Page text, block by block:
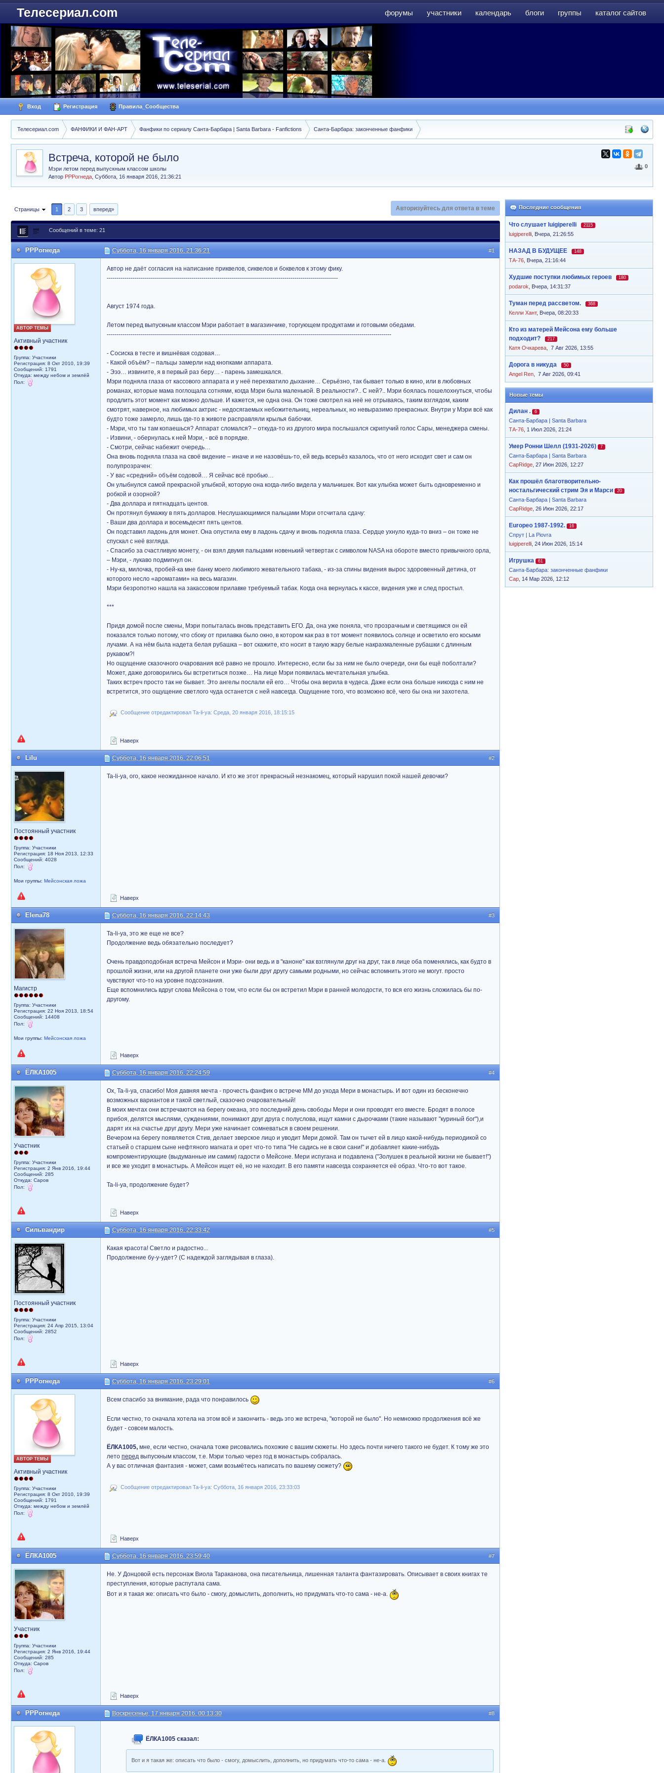
форумы участники календарь блоги группы каталог сайтов
Телесериал.com
Вход Регистрация Правила_Сообщества
Телесериал.com ФАНФИКИ И ФАН-АРТ Фанфики по сериалу Санта-Барбара | Santa Barbara - Fanfictions Санта-Барбара: законченные фанфики
0
Встреча, которой не было
Мэри летом перед выпускным классом школы
Автор РРРогнеда Суббота, 16 января 2016, 21:36:21
Последние сообщения
Что слушает luigiperelli 2115
luigiperelli Вчера, 21:26:55
НАЗАД В БУДУЩЕЕ 148
ТА-76 Вчера, 21:16:44
Худшие поступки любимых героев 180
podarok Вчера, 14:31:37
Туман перед рассветом. 368
Келли Хант, Вчера, 08:20:33
Кто из матерей Мейсона ему больше
подходит?
217
Катя Очкарева 7 Авг 2026, 13:55
Дорога в никуда 50
Angel Ren 7 Авг 2026, 09:41
Новые темы
Дилан . 6
Санта-Барбара | Santa Barbara
ТА-76 , 1 Июл 2026, 21:24
Умер Ронни Шелл (1931-2026) 7
Санта-Барбара | Santa Barbara
CapRidge , 27 Июн 2026, 12:27
Как прошёл благотворительно-
ностальгический стрим Эя и Марси
20
Санта-Барбара | Santa Barbara
CapRidge , 26 Июн 2026, 22:17
Europeo 1987-1992. 16
Спрут | La Piovra
luigiperelli , 24 Июн 2026, 15:14
Игрушка 61
Санта-Барбара: законченные фанфики
Cap , 14 Мар 2026, 12:12
Страницы 1 2 3 вперед» Авторизуйтесь для ответа в теме
Сообщений в теме: 21
#1
РРРогнеда Суббота, 16 января 2016, 21:36:21
АВТОР ТЕМЫ
Активный участник
Группа: Участники
Регистрация: 8 Окт 2010, 19:39
Сообщений: 1791
Откуда: между небом и землёй
Пол:
Автор не даёт согласия на написание приквелов, сиквелов и боквелов к этому фику.
---------------------------------------------------------------------------------------------------------------------
Август 1974 года.
Летом перед выпускным классом Мэри работает в магазинчике, торгующем продуктами и готовыми обедами.
------------------------------------------------------------------------------------------------------------------------------------------------
- Сосиска в тесте и вишнёвая содовая…
- Какой объём? – пальцы замерли над кнопками аппарата.
- Эээ… извините, я в первый раз беру… - парень замешкался.
Мэри подняла глаза от кассового аппарата и у неё перехватило дыхание… Серьёзно, так бывает только в кино, или в любовных
романах, которые мама поглощала сотнями, когда Мэри была маленькой. В реальности?.. С ней?.. Мэри боялась пошелохнуться, чтобы
продлить этот момент как можно дольше. И кажется, не одна она. Он тоже смотрел на неё не отрываясь, таким взглядом, каким
смотрят, наверное, на любимых актрис - недосягаемых небожительниц, нереальных, но невыразимо прекрасных. Внутри у Мэри всё как
будто тоже замерло, лишь где-то в животе расправляли крылья бабочки.
- Мэри, что ты там копаешься? Аппарат сломался? – откуда-то из другого мира послышался скрипучий голос Сары, менеджера смены.
- Извини, - обернулась к ней Мэри, - всё в порядке.
- Смотри, сейчас набежит очередь…
Она вновь подняла глаза на своё видение – иначе и не назовёшь-то, ей ведь всерьёз казалось, что от него исходит свет и сам он
полупрозрачен:
- У вас «средний» объём содовой… Я сейчас всё пробью…
Он улыбнулся самой прекрасной улыбкой, которую она когда-либо видела у мальчишек. Вот как улыбка может быть одновременно и
робкой и озорной?
- Два доллара и пятнадцать центов.
Он протянул бумажку в пять долларов. Неслушающимися пальцами Мэри отсчитала сдачу:
- Ваши два доллара и восемьдесят пять центов.
Он подставил ладонь для монет. Она опустила ему в ладонь сдачу и вновь подняла глаза. Сердце ухнуло куда-то вниз – он тоже не
спускал с неё взгляда.
- Спасибо за счастливую монету, - он взял двумя пальцами новенький четвертак с символом NASA на обороте вместо привычного орла,
– Мэри, - лукаво подмигнул он.
- Ну-ка, милочка, пробей-ка мне банку моего любимого жевательного табака, - из-за спины видения вырос здоровенный детина, от
которого несло «ароматами» на весь магазин.
Мэри безропотно нашла на закассовом прилавке требуемый табак. Когда она вернулась к кассе, видения уже и след простыл.
***
Придя домой после смены, Мэри попыталась вновь представить ЕГО. Да, она уже поняла, что прозрачным и светящимся он ей
показался только потому, что сбоку от прилавка было окно, в котором как раз в тот момент появилось солнце и осветило его косыми
лучами. А на нём была надета белая рубашка – вот скажите, кто носит в такую жару белые накрахмаленные рубашки с длинным
рукавом?!
Но ощущение сказочного очарования всё равно не прошло. Интересно, если бы за ним не было очереди, они бы ещё поболтали?
Может, даже договорились бы встретиться позже… На лице Мэри появилась мечтательная улыбка.
Таких встреч просто так не бывает. Это ангелы послали ей его… Чтобы она верила в чудеса. Даже если она больше никогда с ним не
встретится, это ощущение светлого чуда останется с ней навсегда. Ощущение того, что возможно всё, чего бы она ни захотела.
Сообщение отредактировал Ta-li-ya: Среда, 20 января 2016, 18:15:15
Наверх
#2
Lilu Суббота, 16 января 2016, 22:06:51
Постоянный участник
Группа: Участники
Регистрация: 18 Ноя 2013, 12:33
Сообщений: 4028
Пол:
Мои группы: Мейсонская ложа
Ta-li-ya, ого, какое неожиданное начало. И кто же этот прекрасный незнакомец, который нарушил покой нашей девочки?
Наверх
#3
Elena78 Суббота, 16 января 2016, 22:14:43
Магистр
Группа: Участники
Регистрация: 22 Ноя 2013, 18:54
Сообщений: 14408
Пол:
Мои группы: Мейсонская ложа
Ta-li-ya, это же еще не все?
Продолжение ведь обязательно последует?
Очень правдоподобная встреча Мейсон и Мэри- они ведь и в "каноне" как взглянули друг на друг, так в лице оба поменялись, как будто в
прошлой жизни, или на другой планете они уже были друг другу самыми родными, но сейчас вспомнить этого не могут. просто
чувствуют что-то на уровне подсознания.
Еще вспомнились вдруг слова Мейсона о том, что если бы он встретил Мэри в ранней молодости, то вся его жизнь сложилась бы по-
другому.
Наверх
#4
ЁЛКА1005 Суббота, 16 января 2016, 22:24:59
Участник
Группа: Участники
Регистрация: 2 Янв 2016, 19:44
Сообщений: 285
Откуда: Саров
Пол:
Ох, Ta-li-ya, спасибо! Моя давняя мечта - прочесть фанфик о встрече ММ до ухода Мери в монастырь. И вот один из бесконечно
возможных вариантов и такой светлый, сказочно очаровательный!
В моих мечтах они встречаются на берегу океана, это последний день свободы Мери и они проводят его вместе. Бродят в полосе
прибоя, делятся мыслями, суждениями, понимают друг друга с полуслова, ищут камни с дырочками (такие называют "куриный бог"),и
дарят их на счастье друг другу. Мери уже начинает сомневаться в своем решении.
Вечером на берегу появляется Стив, делает зверское лицо и уводит Мери домой. Там он тычет ей в лицо какой-нибудь периодикой со
статьей о старшем сыне нефтяного магната и орет что-то типа "Не садись не в свои сани!" и добавляет какие-нибудь
компроментирующие (выдуманные им самим) гадости о Мейсоне. Мери испугана и подавлена ("Золушек в реальной жизни не бывает!")
и все же уходит в монастырь. А Мейсон ищет её, но не находит. В его памяти навсегда сохраняется её образ. Что-то вот такое.
Ta-li-ya, продолжение будет?
Наверх
#5
Сильвандир Суббота, 16 января 2016, 22:33:42
Постоянный участник
Группа: Участники
Регистрация: 24 Апр 2015, 13:04
Сообщений: 2852
Пол:
Какая красота! Светло и радостно...
Продолжение бу-у-удет? (С надеждой заглядывая в глаза).
Наверх
#6
РРРогнеда Суббота, 16 января 2016, 23:29:01
АВТОР ТЕМЫ
Активный участник
Группа: Участники
Регистрация: 8 Окт 2010, 19:39
Сообщений: 1791
Откуда: между небом и землёй
Пол:
Всем спасибо за внимание, рада что понравилось
Если честно, то сначала хотела на этом всё и закончить - ведь это же встреча, "которой не было". Но немножко продолжения всё же
будет - совсем малость.
ЁЛКА1005, мне, если честно, сначала тоже рисовались похожие с вашим сюжеты. Но здесь почти ничего такого не будет. К тому же это
лето перед выпускным классом, т.е. Мэри только через год в монастырь собралась.
А у вас отличная фантазия - может, сами возьмётесь написать по вашему сюжету?
Сообщение отредактировал Ta-li-ya: Суббота, 16 января 2016, 23:33:03
Наверх
#7
ЁЛКА1005 Суббота, 16 января 2016, 23:59:40
Участник
Группа: Участники
Регистрация: 2 Янв 2016, 19:44
Сообщений: 285
Откуда: Саров
Пол:
Не. У Донцовой есть персонаж Виола Тараканова, она писательница, лишенная таланта фантазировать. Описывает в своих книгах те
преступления, которые распутала сама.
Вот и я такая же: описать что было - смогу, домыслить, дополнить, но придумать что-то сама - не-а.
Наверх
#8
РРРогнеда Воскресенье, 17 января 2016, 00:13:30
ЁЛКА1005 сказал:
Вот и я такая же: описать что было - смогу, домыслить, дополнить, но придумать что-то сама - не-а.